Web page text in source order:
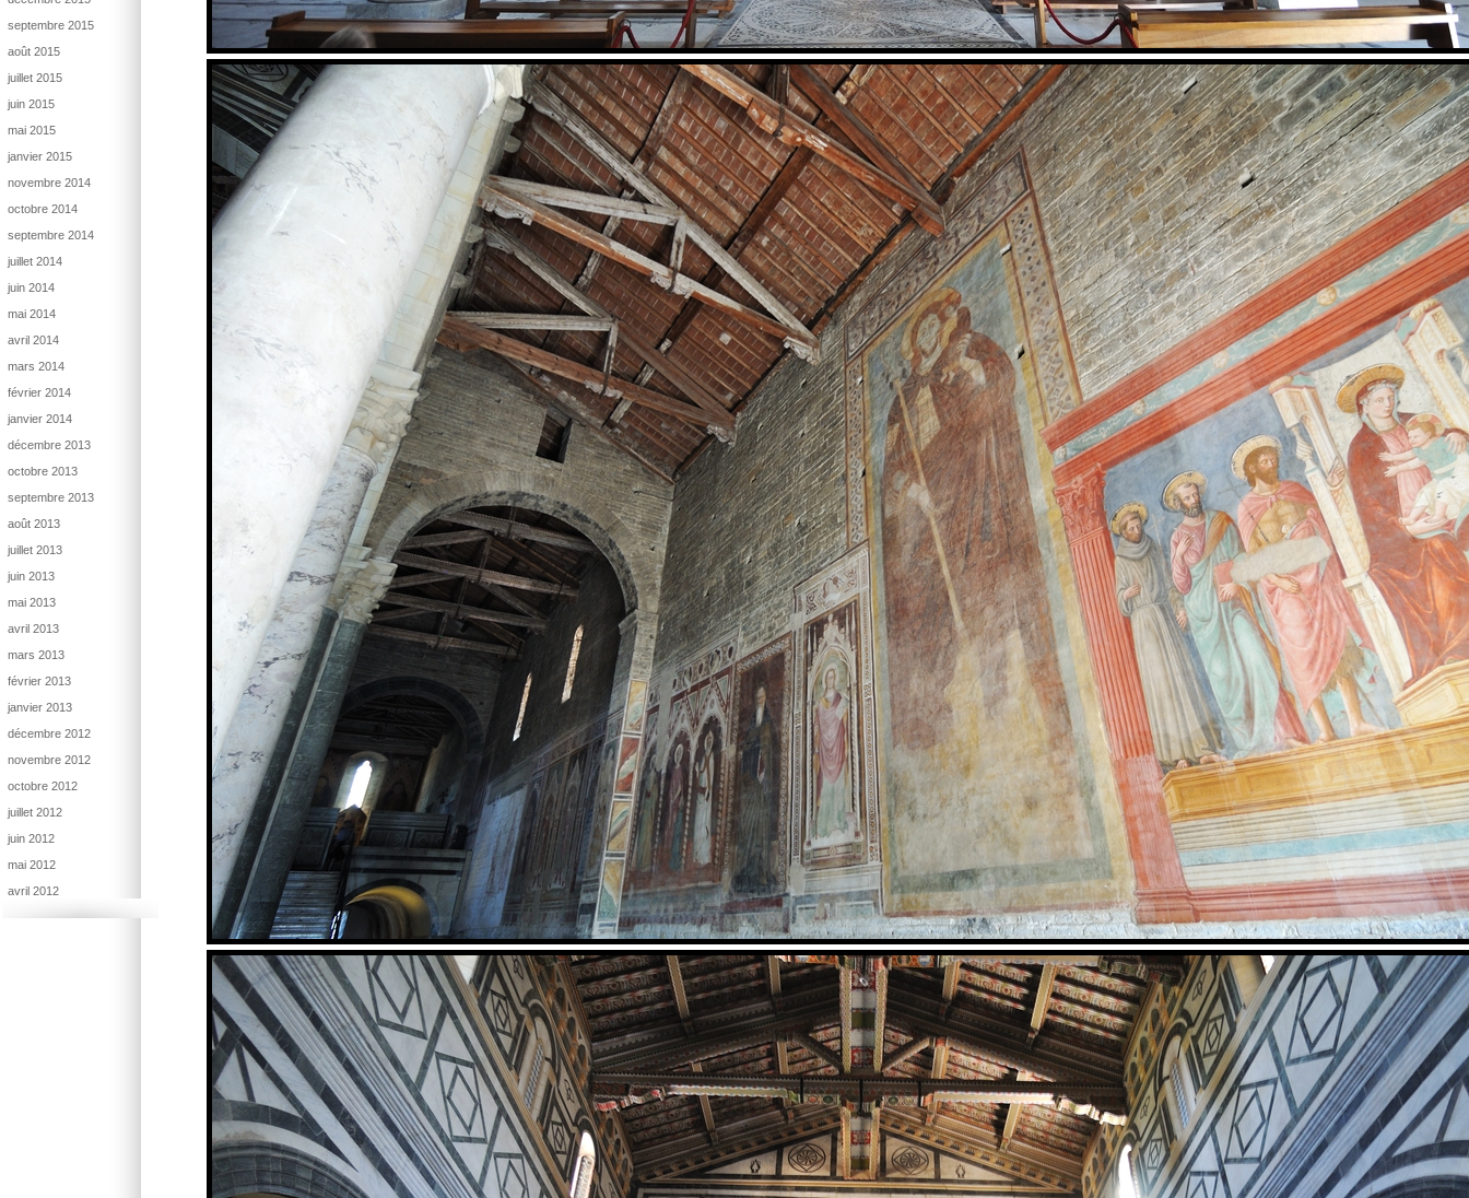
septembre 2015
août 2015
juillet 2015
juin 2015
mai 2015
janvier 2015
novembre 2014
octobre 2014
septembre 2014
juillet 2014
juin 2014
mai 2014
avril 2014
mars 2014
février 2014
janvier 2014
décembre 2013
octobre 2013
septembre 2013
août 2013
juillet 2013
juin 2013
mai 2013
avril 2013
mars 2013
février 2013
janvier 2013
décembre 2012
novembre 2012
octobre 2012
juillet 2012
juin 2012
mai 2012
avril 2012